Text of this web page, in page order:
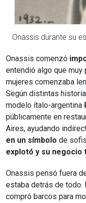
Onassis durante su
Onassis comenzó
entendió algo que
mujeres comenzaba
Según distintas
modelo ítalo-argentina
públicamente en
Aires, ayudando
en un símbolo de
explotó y su negocio
Onassis pensó fuera
estaba detrás de todo.
compró barcos para